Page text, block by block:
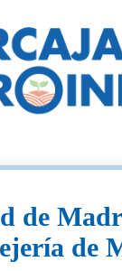
de
de